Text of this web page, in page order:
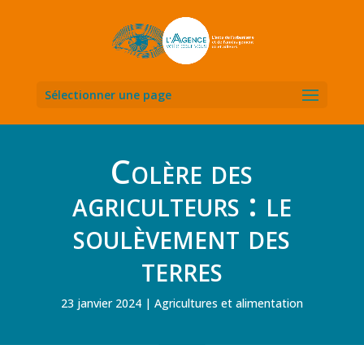
Sélectionner une page
Colère des
agriculteurs : le
soulèvement des
terres
23 janvier 2024 Agricultures et alimentation